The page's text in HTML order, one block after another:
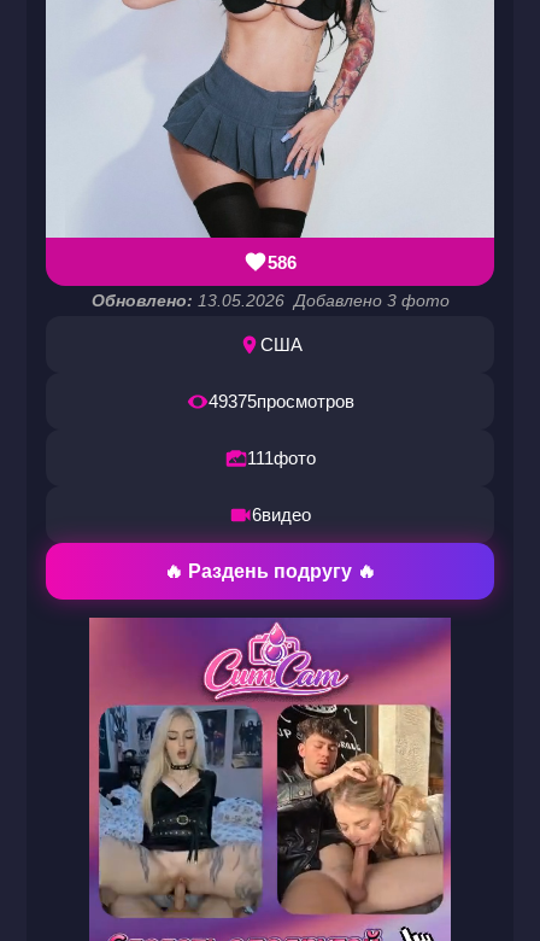
586
Обновлено: 13.05.2026Добавлено 3 фото
США
49375просмотров
111фото
6видео
🔥 Раздень подругу 🔥